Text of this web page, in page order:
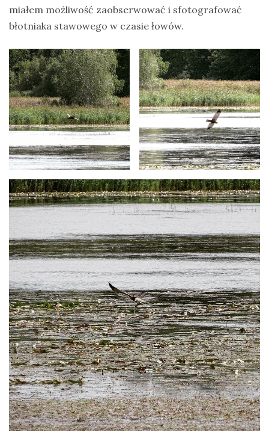
miałem możliwość zaobserwować i sfotografować
błotniaka stawowego w czasie łowów.